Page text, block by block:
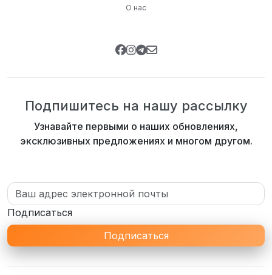
О нас
Подпишитесь на нашу рассылку
Узнавайте первыми о наших обновлениях,
эксклюзивных предложениях и многом другом.
Подписаться
Подписаться